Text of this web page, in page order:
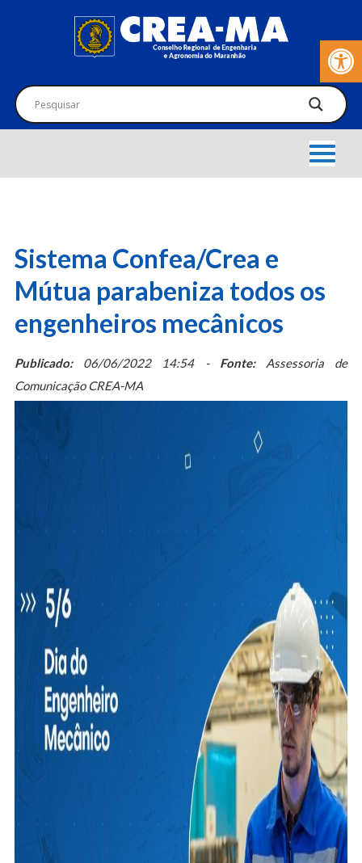
Barra de
Sistema Confea/Crea e
Mútua parabeniza todos os
engenheiros mecânicos
Publicado:06/06/2022 14:54 - Fonte:Assessoria de
Comunicação CREA-MA